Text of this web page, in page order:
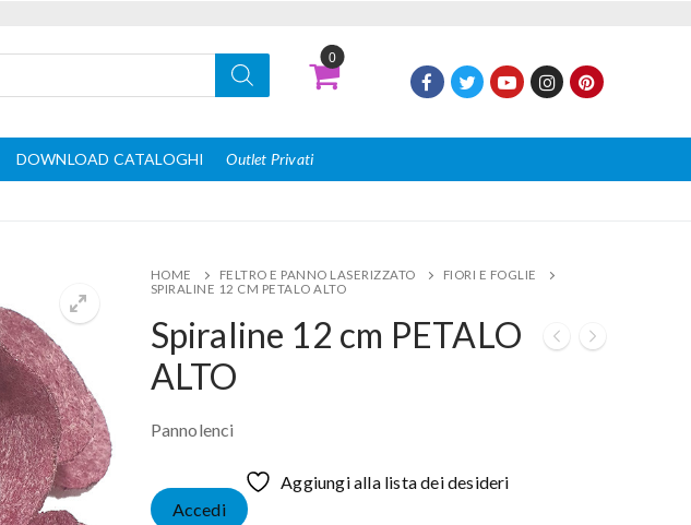
0
DOWNLOAD CATALOGHI Outlet Privati
HOME FELTRO E PANNO LASERIZZATO
FIORI E FOGLIE
SPIRALINE 12 CM PETALO ALTO
Spiraline 12 cm PETALO
ALTO
Pannolenci
Aggiungi alla lista dei desideri
Accedi